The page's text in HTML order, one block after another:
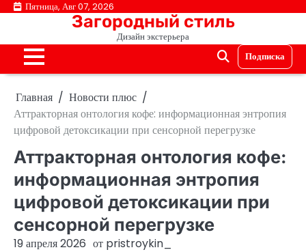
ПерейтиПятница, Авг 07, 2026
Загородный стиль
Дизайн экстерьера
Подписка
Главная
Новости плюс
Аттракторная онтология кофе: информационная энтропия
цифровой детоксикации при сенсорной перегрузке
Аттракторная онтология кофе:
информационная энтропия
цифровой детоксикации при
сенсорной перегрузке
19 апреля 2026 от pristroykin_